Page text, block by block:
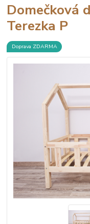
Domečková
Terezka P
Doprava ZDARMA